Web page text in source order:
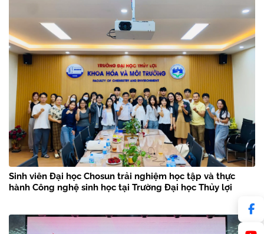
Sinh viên Đại học Chosun trải nghiệm học tập và thực
hành Công nghệ sinh học tại Trường Đại học Thủy lợi